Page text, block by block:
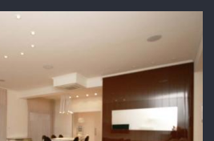
e-pošte